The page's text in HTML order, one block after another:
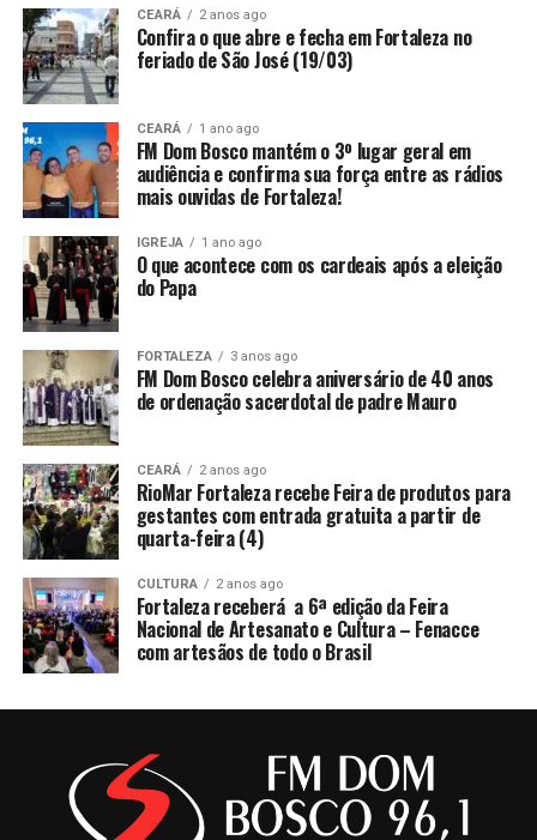
CEARÁ 2 anos ago
Confira o que abre e fecha em Fortaleza no
feriado de São José (19/03)
CEARÁ 1 ano ago
FM Dom Bosco mantém o 3º lugar geral em
audiência e confirma sua força entre as rádios
mais ouvidas de Fortaleza!
IGREJA 1 ano ago
O que acontece com os cardeais após a eleição
do Papa
FORTALEZA 3 anos ago
FM Dom Bosco celebra aniversário de 40 anos
de ordenação sacerdotal de padre Mauro
CEARÁ 2 anos ago
RioMar Fortaleza recebe Feira de produtos para
gestantes com entrada gratuita a partir de
quarta-feira (4)
CULTURA 2 anos ago
Fortaleza receberá a 6ª edição da Feira
Nacional de Artesanato e Cultura – Fenacce
com artesãos de todo o Brasil